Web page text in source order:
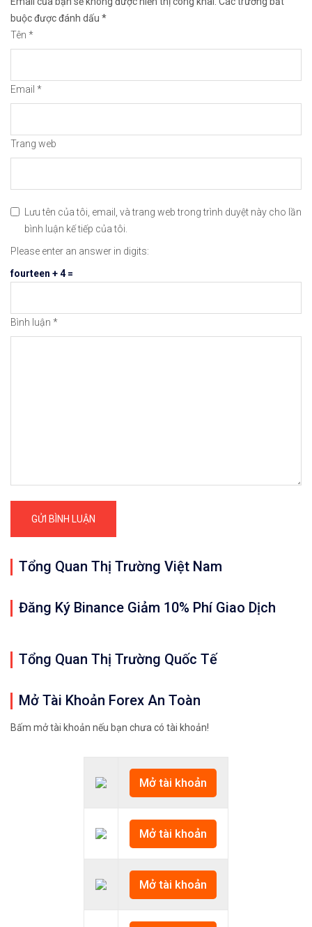
🔗https://chungkhoanforex.com/17-09-2020-
buộc được đánh dấu *
Tên *
Email *
Trang web
Lưu tên của tôi, email, và trang web trong trình duyệt này cho lần
bình luận kế tiếp của tôi.
Please enter an answer in digits:
fourteen + 4 =
Bình luận *
Tổng Quan Thị Trường Việt Nam
Đăng Ký Binance Giảm 10% Phí Giao Dịch
Tổng Quan Thị Trường Quốc Tế
Mở Tài Khoản Forex An Toàn
Bấm mở tài khoản nếu bạn chưa có tài khoản!
Mở tài khoản
Mở tài khoản
Mở tài khoản